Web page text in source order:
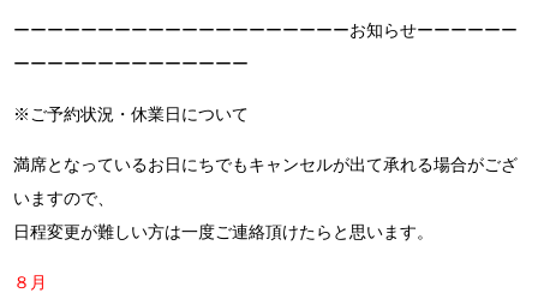
ーーーーーーーーーーーーーーーーーーーーお知らせーーーーーー
ーーーーーーーーーーーーーー
※ご予約状況・休業日について
満席となっているお日にちでもキャンセルが出て承れる場合がござ
いますので、
日程変更が難しい方は一度ご連絡頂けたらと思います。
８月